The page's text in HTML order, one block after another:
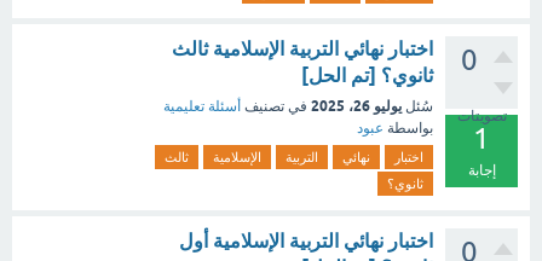
0
تصويتات
1
إجابة
اختبار نهائي التربية الإسلامية ثالث
ثانوي؟ [تم الحل]
سُئل يوليو 26، 2025 في تصنيف أسئلة تعليمية
بواسطة عبود
اختبار نهائي التربية الإسلامية
ثالث
ثانوي؟
0
اختبار نهائي التربية الإسلامية أول